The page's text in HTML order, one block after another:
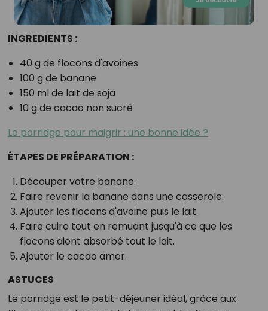
INGREDIENTS :
40 g de flocons d'avoines
100 g de banane
150 ml de lait de soja
10 g de cacao non sucré
Le porridge pour maigrir : une bonne idée ?
ÉTAPES DE PRÉPARATION :
Découper votre banane.
Faire revenir la banane dans une casserole.
Ajouter les flocons d'avoine puis le lait.
Faire cuire tout en remuant jusqu'à ce que les
flocons aient absorbé tout le lait.
Ajouter le cacao amer.
ASTUCES
Le porridge est le petit-déjeuner idéal, grâce aux